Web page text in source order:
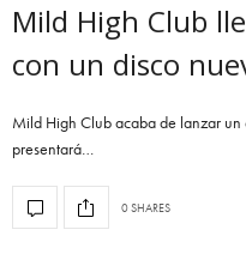
Mild High Club
con un disco
Mild High Club acaba de lanzar un
presentará…
0 SHARES